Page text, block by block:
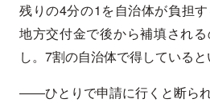
残りの4分の1を自治体が負担
地方交付金で後から補填され
し。7割の自治体で得していると
――ひとりで申請に行くと断ら